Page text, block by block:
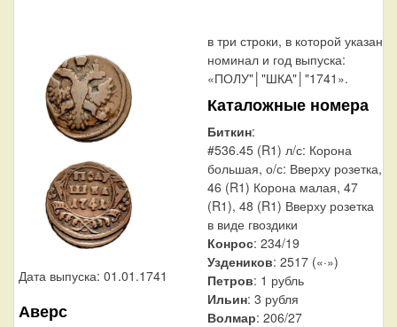
Дата выпуска: 01.01.1741
Аверс
в три строки, в которой указан
номинал и год выпуска:
«ПОЛУ"│"ШКА"│"1741».
Каталожные номера
Биткин:
#536.45 (R1) л/с: Корона
большая, о/с: Вверху розетка,
46 (R1) Корона малая, 47
(R1), 48 (R1) Вверху розетка
в виде гвоздики
Конрос: 234/19
Уздеников: 2517 («·»)
Петров: 1 рубль
Ильин: 3 рубля
Волмар: 206/27